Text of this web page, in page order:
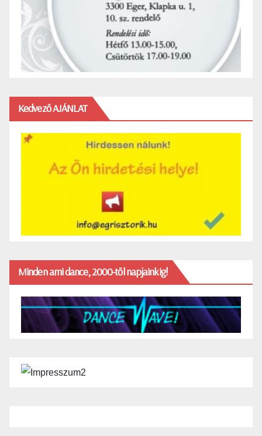
Kedvező AJÁNLAT
Minden ami dance, 2000-től napjainkig!